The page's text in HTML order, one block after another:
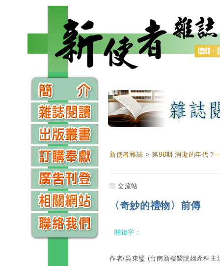
新使者雜誌 >第98期 消逝的年代？
交流站
〈奇妙的禮物〉前傳
關鍵字：
作者/吳東璧 (台南新樓醫院婦產科主